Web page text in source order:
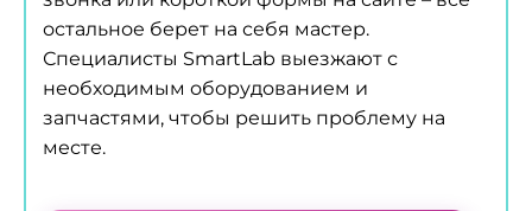
остальное берет на себя мастер.
Специалисты SmartLab выезжают с
необходимым оборудованием и
запчастями, чтобы решить проблему на
месте.